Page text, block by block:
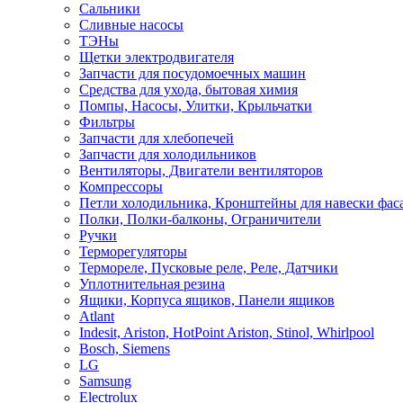
Сальники
Сливные насосы
ТЭНы
Щетки электродвигателя
Запчасти для посудомоечных машин
Средства для ухода, бытовая химия
Помпы, Насосы, Улитки, Крыльчатки
Фильтры
Запчасти для хлебопечей
Запчасти для холодильников
Вентиляторы, Двигатели вентиляторов
Компрессоры
Петли холодильника, Кронштейны для навески
Полки, Полки-балконы, Ограничители
Ручки
Терморегуляторы
Термореле, Пусковые реле, Реле, Датчики
Уплотнительная резина
Ящики, Корпуса ящиков, Панели ящиков
Atlant
Indesit, Ariston, HotPoint Ariston, Stinol, Whirlpool
Bosch, Siemens
LG
Samsung
Electrolux